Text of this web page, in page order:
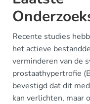
Recente studies
het actieve
verminderen van de
prostaathypertrofie
bevestigd dat dit
kan verlichten, maar